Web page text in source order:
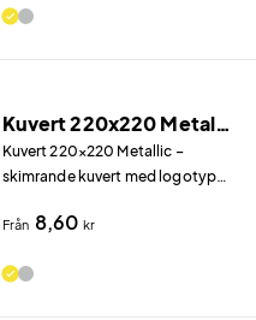
direkt.
Kuvert 220x220 Metallic
Kuvert 220×220 Metallic –
skimrande kuvert med logotyp
(220×220 mm) i Metallic 130
blicken direkt.
Från 8,60 kr